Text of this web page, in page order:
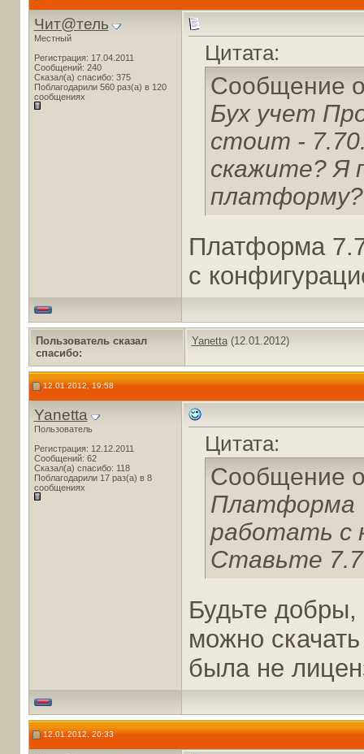
Чит@тель
Местный
Регистрация: 17.04.2011
Сообщений: 240
Сказал(а) спасибо: 375
Поблагодарили 560 раз(а) в 120
сообщениях
Цитата:
Сообщение
Бух учет
стоит -
скажите? Я
Платформа
с
Пользователь сказал
cпасибо:
Yanetta(12.01.2012)
12.01.2012, 19:58
Yanetta
Пользователь
Регистрация: 12.12.2011
Сообщений: 62
Сказал(а) спасибо: 118
Поблагодарили 17 раз(а) в 8
сообщениях
Цитата:
Сообщение
Платформа
работать с
Ставьте
Будьте добры,
можно
была не
12.01.2012, 20:33